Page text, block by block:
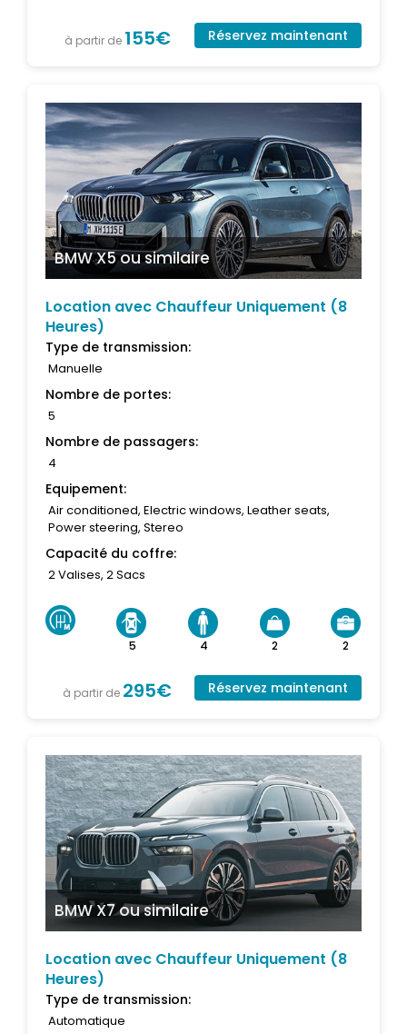
à partir de 155€ Réservez maintenant
BMW X5ou similaire
Location avec Chauffeur Uniquement (8
Heures)
Type de transmission:
Manuelle
Nombre de portes:
5
Nombre de passagers:
4
Equipement:
Air conditioned, Electric windows, Leather seats,
Power steering, Stereo
Capacité du coffre:
2 Valises, 2 Sacs
5 4 2 2
à partir de 295€ Réservez maintenant
BMW X7ou similaire
Location avec Chauffeur Uniquement (8
Heures)
Type de transmission:
Automatique